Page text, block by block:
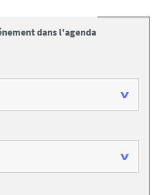
dans l'agenda